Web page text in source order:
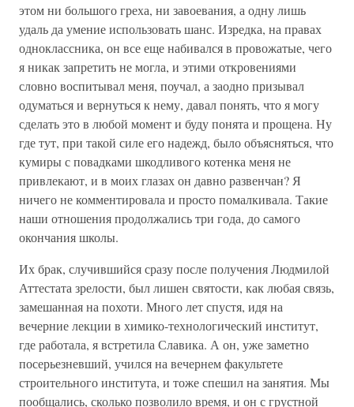
этом ни большого греха, ни завоевания, а одну лишь
удаль да умение использовать шанс. Изредка, на правах
одноклассника, он все еще набивался в провожатые, чего
я никак запретить не могла, и этими откровениями
словно воспитывал меня, поучал, а заодно призывал
одуматься и вернуться к нему, давал понять, что я могу
сделать это в любой момент и буду понята и прощена. Ну
где тут, при такой силе его надежд, было объясняться, что
кумиры с повадками шкодливого котенка меня не
привлекают, и в моих глазах он давно развенчан? Я
ничего не комментировала и просто помалкивала. Такие
наши отношения продолжались три года, до самого
окончания школы.
Их брак, случившийся сразу после получения Людмилой
Аттестата зрелости, был лишен святости, как любая связь,
замешанная на похоти. Много лет спустя, идя на
вечерние лекции в химико-технологический институт,
где работала, я встретила Славика. А он, уже заметно
посерьезневший, учился на вечернем факультете
строительного института, и тоже спешил на занятия. Мы
пообщались, сколько позволило время, и он с грустной